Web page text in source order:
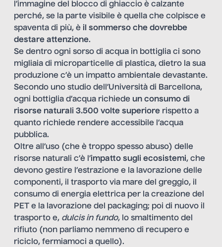
l’immagine del blocco di ghiaccio è calzante
perché, se la parte visibile è quella che colpisce e
spaventa di più, è il sommerso che dovrebbe
destare attenzione.
Se dentro ogni sorso di acqua in bottiglia ci sono
migliaia di microparticelle di plastica, dietro la sua
produzione c’è un impatto ambientale devastante.
Secondo uno studio dell’Università di Barcellona,
ogni bottiglia d’acqua richiede un consumo di
risorse naturali 3.500 volte superiore rispetto a
quanto richiede rendere accessibile l’acqua
pubblica.
Oltre all’uso (che è troppo spesso abuso) delle
risorse naturali c’è l’impatto sugli ecosistemi, che
devono gestire l’estrazione e la lavorazione delle
componenti, il trasporto via mare del greggio, il
consumo di energia elettrica per la creazione del
PET e la lavorazione del packaging; poi di nuovo il
trasporto e, dulcis in fundo, lo smaltimento del
rifiuto (non parliamo nemmeno di recupero e
riciclo, fermiamoci a quello).